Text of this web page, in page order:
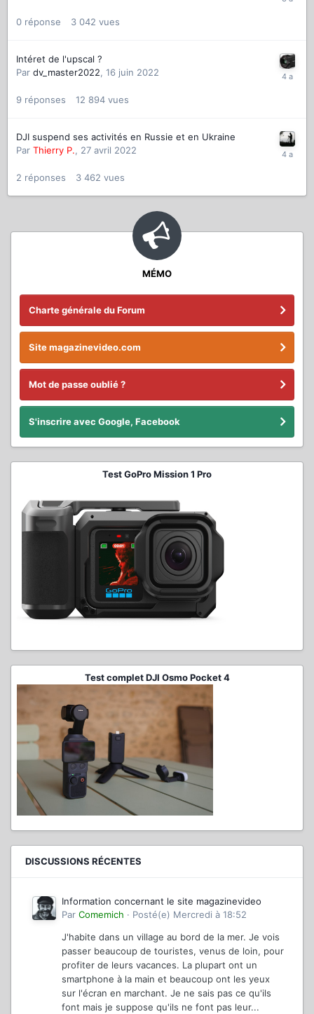
0 réponse 3 042 vues
Intéret de l'upscal ?
Par dv_master2022, 16 juin 2022
9 réponses 12 894 vues
DJI suspend ses activités en Russie et en Ukraine
Par Thierry P., 27 avril 2022
2 réponses 3 462 vues
MÉMO
Charte générale du Forum
Site magazinevideo.com
Mot de passe oublié ?
S'inscrire avec Google, Facebook
Test GoPro Mission 1 Pro
Test complet DJI Osmo Pocket 4
DISCUSSIONS RÉCENTES
Information concernant le site magazinevideo
Par Comemich · Posté(e) Mercredi à 18:52
J'habite dans un village au bord de la mer. Je vois
passer beaucoup de touristes, venus de loin, pour
profiter de leurs vacances. La plupart ont un
smartphone à la main et beaucoup ont les yeux
sur l'écran en marchant. Je ne sais pas ce qu'ils
font mais je suppose qu'ils ne font pas leur...